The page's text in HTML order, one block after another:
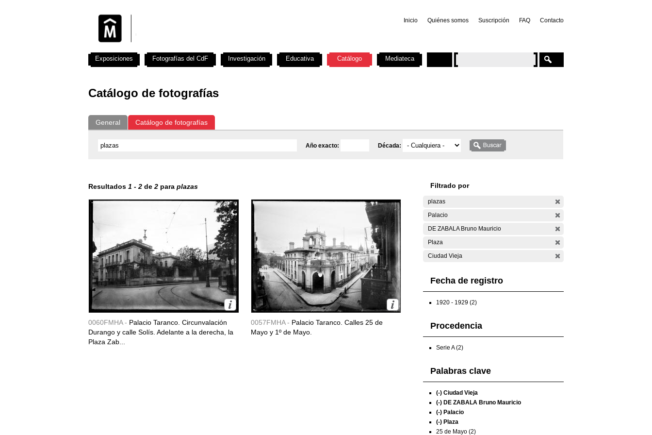
Inicio Quiénes somos Suscripción FAQ Contacto
Catálogo de fotografías
General Catálogo de fotografías
Año exacto: Década:
Resultados 1 - 2 de 2 para plazas
0060FMHA - Palacio Taranco. Circunvalación
Durango y calle Solís. Adelante a la derecha, la
Plaza Zab...
0057FMHA - Palacio Taranco. Calles 25 de
Mayo y 1º de Mayo.
Filtrado por
plazas
Palacio
DE ZABALA Bruno Mauricio
Plaza
Ciudad Vieja
Fecha de registro
1920 - 1929 (2)
Procedencia
Serie A (2)
Palabras clave
(-) Ciudad Vieja
(-) DE ZABALA Bruno Mauricio
(-) Palacio
(-) Plaza
25 de Mayo (2)
Exposiciones Fotografías del CdF Investigación Educativa Catálogo Mediateca